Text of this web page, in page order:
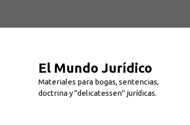
El Mundo Jurídico
Materiales para bogas, sentencias,
doctrina y "delicatessen" jurídicas.